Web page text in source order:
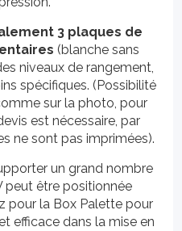
3 plaques de
(blanche sans
niveaux de rangement,
spécifiques. (Possibilité
sur la photo, pour
est nécessaire, par
ne sont pas imprimées).
un grand nombre
peut être positionnée
pour la Box Palette pour
efficace dans la mise en